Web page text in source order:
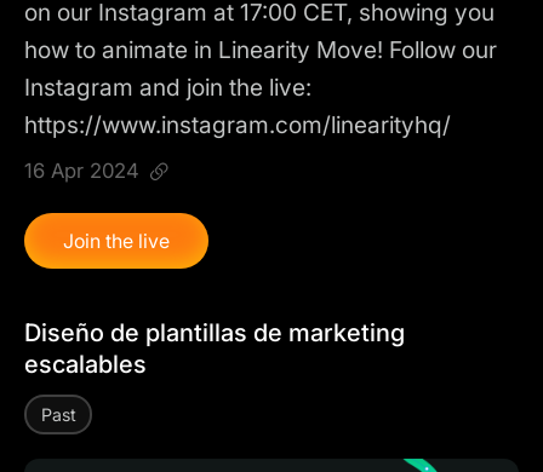
on our Instagram at 17:00 CET, showing you
how to animate in Linearity Move! Follow our
Instagram and join the live:
https://www.instagram.com/linearityhq/
16 Apr 2024
Join the live
Diseño de plantillas de marketing
escalables
Past